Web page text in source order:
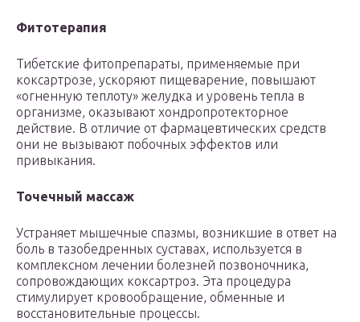
Фитотерапия
Тибетские фитопрепараты, применяемые при
коксартрозе, ускоряют пищеварение, повышают
«огненную теплоту» желудка и уровень тепла в
организме, оказывают хондропротекторное
действие. В отличие от фармацевтических средств
они не вызывают побочных эффектов или
привыкания.
Точечный массаж
Устраняет мышечные спазмы, возникшие в ответ на
боль в тазобедренных суставах, используется в
комплексном лечении болезней позвоночника,
сопровождающих коксартроз. Эта процедура
стимулирует кровообращение, обменные и
восстановительные процессы.